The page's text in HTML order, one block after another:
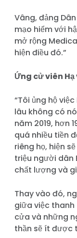
Vâng, đảng
mạo hiểm với
mở rộng
hiện điều đó.”
Ứng cử viên
“Tôi ủng hộ
lâu không có
năm 2019, hơn
quá nhiều tiền
riêng họ, hiện
triệu người dân
chất lượng và
Thay vào đó,
giữa việc
cửa và những
thần sẽ ít được